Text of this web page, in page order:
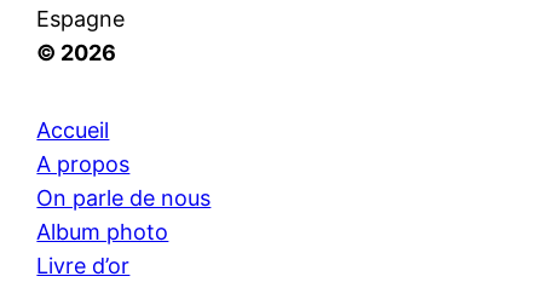
Espagne
© 2026
Accueil
A propos
On parle de nous
Album photo
Livre d’or